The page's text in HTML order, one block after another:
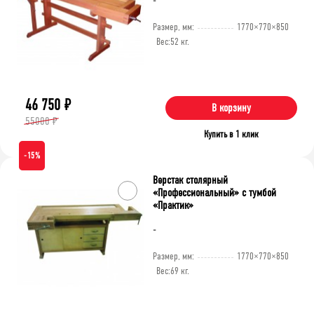
Размер, мм:
1770×770×850
Вес:52 кг.
46 750 ₽
55000 ₽
В корзину
Купить в 1 клик
-15%
-
Верстак столярный
«Профессиональный» c тумбой
«Практик»
Размер, мм:
1770×770×850
Вес:69 кг.